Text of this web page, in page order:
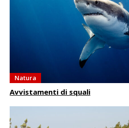
Natura
Avvistamenti di squali